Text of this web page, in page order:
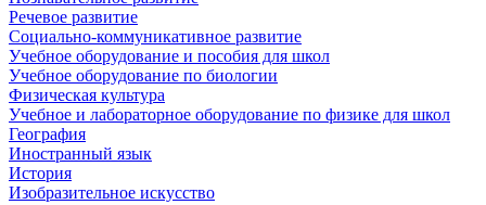
Речевое развитие
Социально-коммуникативное развитие
Учебное оборудование и пособия для школ
Учебное оборудование по биологии
Физическая культура
Учебное и лабораторное оборудование по физике для школ
География
Иностранный язык
История
Изобразительное искусство